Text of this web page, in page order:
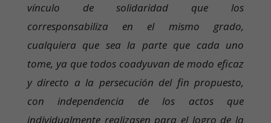
vínculo de solidaridad que los
corresponsabiliza en el mismo grado,
cualquiera que sea la parte que cada uno
tome, ya que todos coadyuvan de modo eficaz
y directo a la persecución del fin propuesto,
con independencia de los actos que
individualmente realizasen para el logro de la